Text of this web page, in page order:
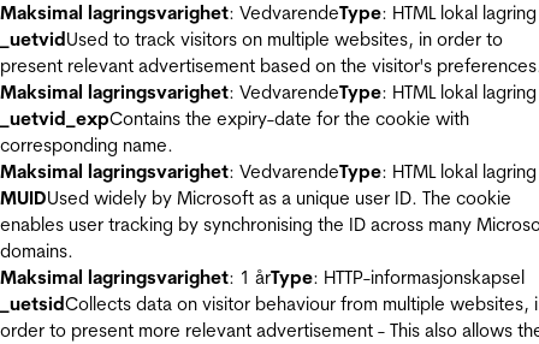
Maksimal lagringsvarighet: VedvarendeType: HTML lokal lagring
_uetvidUsed to track visitors on multiple websites, in order to
present relevant advertisement based on the visitor's
Maksimal lagringsvarighet: VedvarendeType: HTML lokal lagring
_uetvid_expContains the expiry-date for the cookie with
corresponding name.
Maksimal lagringsvarighet: VedvarendeType: HTML lokal lagring
MUIDUsed widely by Microsoft as a unique user ID. The cookie
enables user tracking by synchronising the ID across many
domains.
Maksimal lagringsvarighet: 1 årType: HTTP-informasjonskapsel
_uetsidCollects data on visitor behaviour from multiple websites,
order to present more relevant advertisement - This also allows